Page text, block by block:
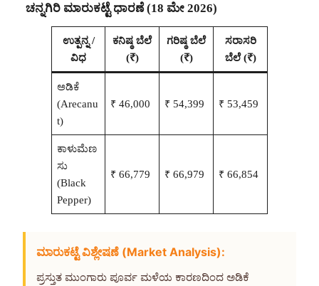
ಚನ್ನಗಿರಿ ಮಾರುಕಟ್ಟೆ ಧಾರಣೆ (18 ಮೇ 2026)
ಉತ್ಪನ್ನ /
ವಿಧ
ಕನಿಷ್ಠ ಬೆಲೆ
(₹)
ಗರಿಷ್ಠ ಬೆಲೆ
(₹)
ಸರಾಸರಿ
ಬೆಲೆ (₹)
ಅಡಿಕೆ
(Arecanu
t)
₹ 46,000 ₹ 54,399 ₹ 53,459
ಕಾಳುಮೆಣ
ಸು
(Black
Pepper)
₹ 66,779 ₹ 66,979 ₹ 66,854
ಮಾರುಕಟ್ಟೆ ವಿಶ್ಲೇಷಣೆ (Market Analysis):
ಪ್ರಸ್ತುತ ಮುಂಗಾರು ಪೂರ್ವ ಮಳೆಯ ಕಾರಣದಿಂದ ಅಡಿಕೆ